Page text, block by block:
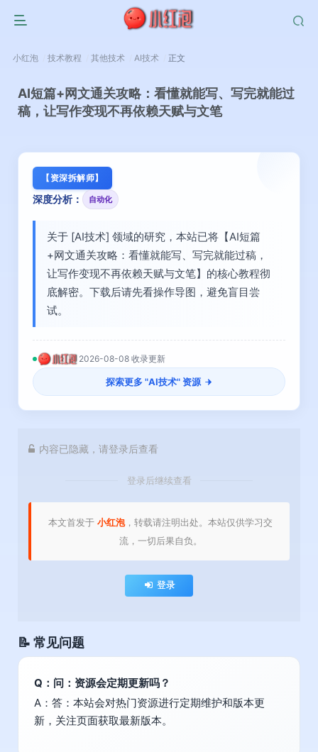
小红泡 技术教程 其他技术 AI技术 正文
AI短篇+网文通关攻略：看懂就能写、写完就能过
稿，让写作变现不再依赖天赋与文笔
【资深拆解师】
深度分析： 自动化
关于 [AI技术] 领域的研究，本站已将【AI短篇
+网文通关攻略：看懂就能写、写完就能过稿，
让写作变现不再依赖天赋与文笔】的核心教程彻
底解密。下载后请先看操作导图，避免盲目尝
试。
2026-08-08 收录更新
探索更多 "AI技术" 资源
内容已隐藏，请登录后查看
登录后继续查看
本文首发于 小红泡，转载请注明出处。本站仅供学习交
流，一切后果自负。
登录
📝 常见问题
Q：问：资源会定期更新吗？
A：答：本站会对热门资源进行定期维护和版本更
新，关注页面获取最新版本。